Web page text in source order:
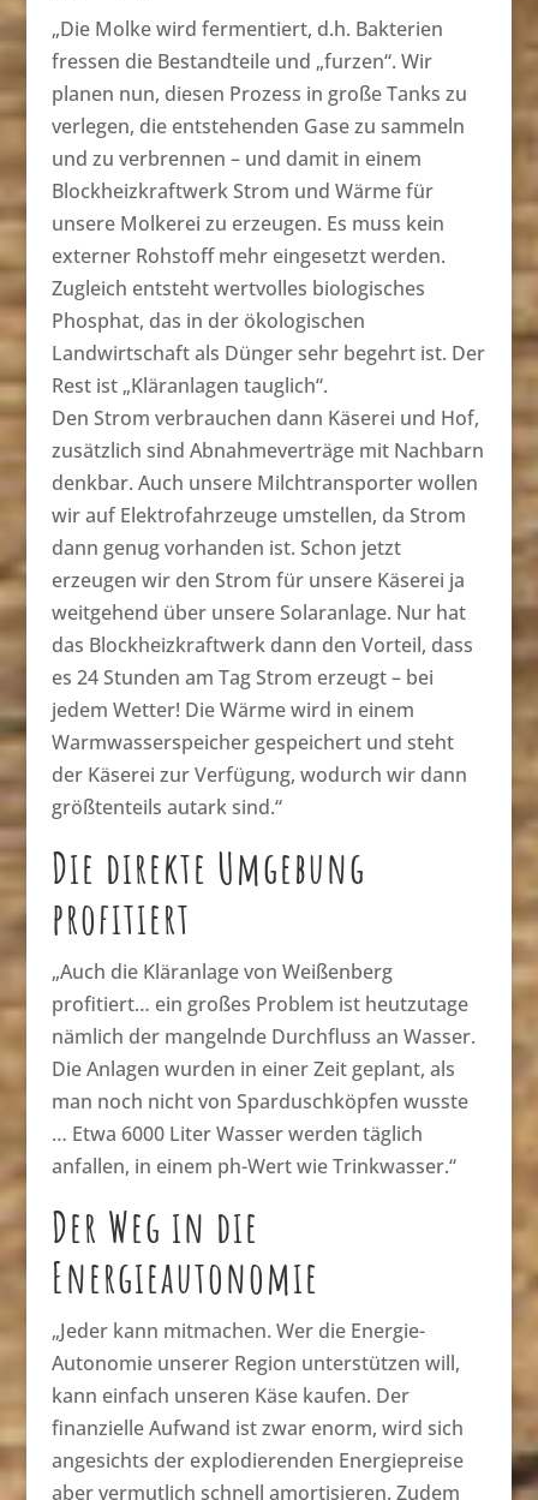
„Die Molke wird fermentiert, d.h. Bakterien
fressen die Bestandteile und „furzen“. Wir
planen nun, diesen Prozess in große Tanks zu
verlegen, die entstehenden Gase zu sammeln
und zu verbrennen – und damit in einem
Blockheizkraftwerk Strom und Wärme für
unsere Molkerei zu erzeugen. Es muss kein
externer Rohstoff mehr eingesetzt werden.
Zugleich entsteht wertvolles biologisches
Phosphat, das in der ökologischen
Landwirtschaft als Dünger sehr begehrt ist. Der
Rest ist „Kläranlagen tauglich“.
Den Strom verbrauchen dann Käserei und Hof,
zusätzlich sind Abnahmeverträge mit Nachbarn
denkbar. Auch unsere Milchtransporter wollen
wir auf Elektrofahrzeuge umstellen, da Strom
dann genug vorhanden ist. Schon jetzt
erzeugen wir den Strom für unsere Käserei ja
weitgehend über unsere Solaranlage. Nur hat
das Blockheizkraftwerk dann den Vorteil, dass
es 24 Stunden am Tag Strom erzeugt – bei
jedem Wetter! Die Wärme wird in einem
Warmwasserspeicher gespeichert und steht
der Käserei zur Verfügung, wodurch wir dann
größtenteils autark sind.“
Die direkte Umgebung
profitiert
„Auch die Kläranlage von Weißenberg
profitiert… ein großes Problem ist heutzutage
nämlich der mangelnde Durchfluss an Wasser.
Die Anlagen wurden in einer Zeit geplant, als
man noch nicht von Sparduschköpfen wusste
… Etwa 6000 Liter Wasser werden täglich
anfallen, in einem ph-Wert wie Trinkwasser.“
Der Weg in die
Energieautonomie
„Jeder kann mitmachen. Wer die Energie-
Autonomie unserer Region unterstützen will,
kann einfach unseren Käse kaufen. Der
finanzielle Aufwand ist zwar enorm, wird sich
angesichts der explodierenden Energiepreise
aber vermutlich schnell amortisieren. Zudem